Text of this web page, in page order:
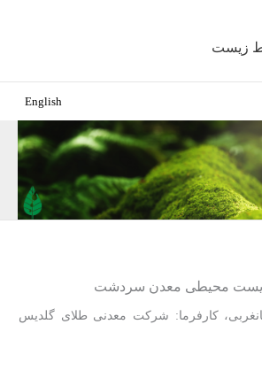
زیست
English
زیست محیطی معدن سردشت
کارفرما: شرکت معدنی طلای گلدیس
درباره ما
پروژه‌های
تماس با ما